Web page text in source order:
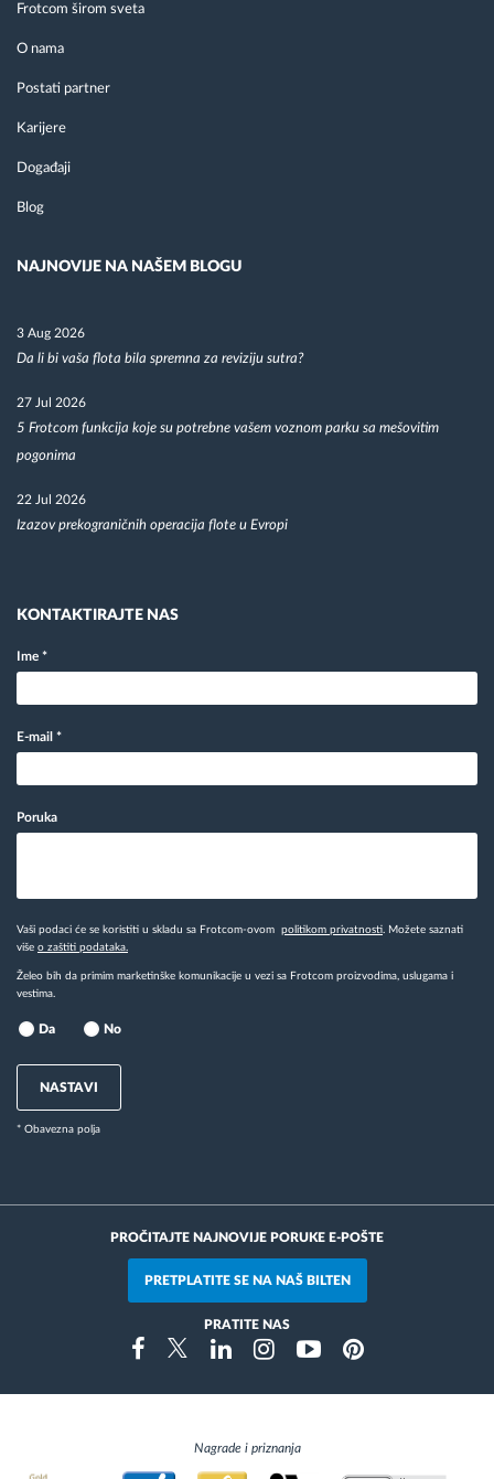
Frotcom širom sveta
O nama
Postati partner
Karijere
Događaji
Blog
NAJNOVIJE NA NAŠEM BLOGU
3 Aug 2026
Da li bi vaša flota bila spremna za reviziju sutra?
27 Jul 2026
5 Frotcom funkcija koje su potrebne vašem voznom parku sa mešovitim
pogonima
22 Jul 2026
Izazov prekograničnih operacija flote u Evropi
KONTAKTIRAJTE NAS
Ime *
E-mail *
Poruka
Vaši podaci će se koristiti u skladu sa Frotcom-ovom politikom privatnosti . Možete saznati
više o zaštiti podataka.
Želeo bih da primim marketinške komunikacije u vezi sa Frotcom proizvodima, uslugama i
vestima.
Da No
NASTAVI
* Obavezna polja
PROČITAJTE NAJNOVIJE PORUKE E-POŠTE
PRETPLATITE SE NA NAŠ BILTEN
PRATITE NAS
FacebookTwitterLinkedinInstragramYoutubePinterest
Nagrade i priznanja